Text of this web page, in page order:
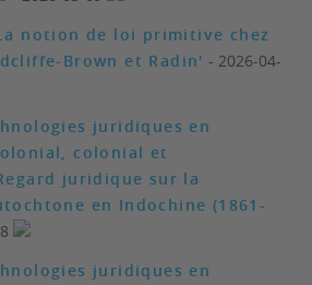
notion de loi primitive chez
Brown et Radin' - 2026-04-
juridiques en
colonial et
juridique sur la
en Indochine (1861-
juridiques en